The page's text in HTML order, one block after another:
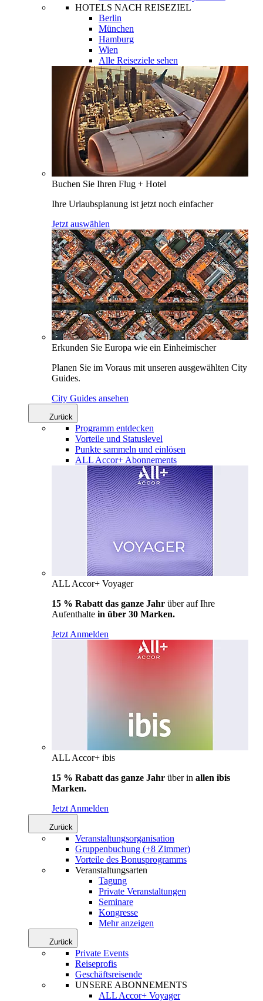
HOTELS NACH REISEZIEL
Berlin
München
Hamburg
Wien
Alle Reiseziele sehen
Buchen Sie Ihren Flug + Hotel
Ihre Urlaubsplanung ist jetzt noch einfacher
Jetzt auswählen
Erkunden Sie Europa wie ein Einheimischer
Planen Sie im Voraus mit unseren ausgewählten City
Guides.
City Guides ansehen
Zurück
Programm entdecken
Vorteile und Statuslevel
Punkte sammeln und einlösen
ALL Accor+ Abonnements
ALL Accor+ Voyager
15 % Rabatt das ganze Jahr über auf Ihre
Aufenthalte in über 30 Marken.
Jetzt Anmelden
ALL Accor+ ibis
15 % Rabatt das ganze Jahr über in allen ibis
Marken.
Jetzt Anmelden
Zurück
Veranstaltungsorganisation
Gruppenbuchung (+8 Zimmer)
Vorteile des Bonusprogramms
Veranstaltungsarten
Tagung
Private Veranstaltungen
Seminare
Kongresse
Mehr anzeigen
Zurück
Private Events
Reiseprofis
Geschäftsreisende
UNSERE ABONNEMENTS
ALL Accor+ Voyager